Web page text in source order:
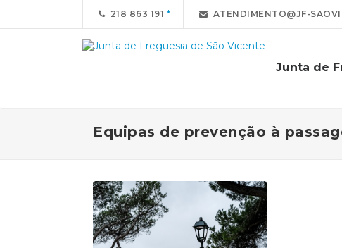
218 863 191 ATENDIMENTO@JF-
Junta de
Equipas de prevenção à